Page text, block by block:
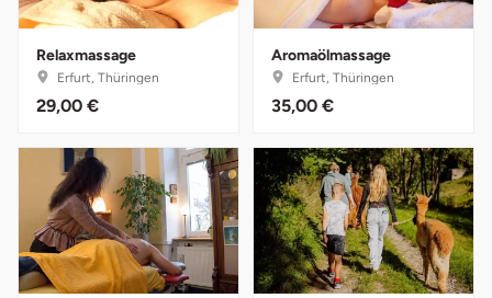
Relaxmassage
Erfurt, Thüringen
29,00 €
Aromaölmassage
Erfurt, Thüringen
35,00 €
Jena
Jerichower Land
Karlsruhe
Kassel
Kempten